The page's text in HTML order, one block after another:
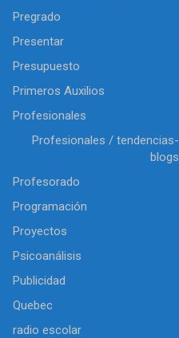
Pregrado
Presentar
Presupuesto
Primeros Auxilios
Profesionales
Profesionales / tendencias-
blogs
Profesorado
Programación
Proyectos
Psicoanálisis
Publicidad
Quebec
radio escolar